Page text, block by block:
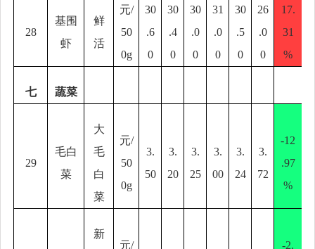
28
基围
虾
鲜
活
元/
50
0g
30
.6
0
30
.4
0
30
.0
0
31
.0
0
30
.5
0
26
.0
0
17.
31
%
七 蔬菜
29
毛白
菜
大
毛
白
菜
元/
50
0g
3.
50
3.
20
3.
25
3.
00
3.
24
3.
72
-12
.97
%
新
元/
-2.